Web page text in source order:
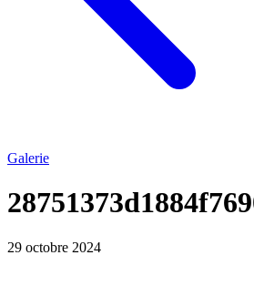
Galerie
29 octobre 2024